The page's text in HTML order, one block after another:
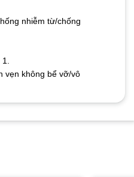
nhiễm từ/chống
vẹn không bể vỡ/vô